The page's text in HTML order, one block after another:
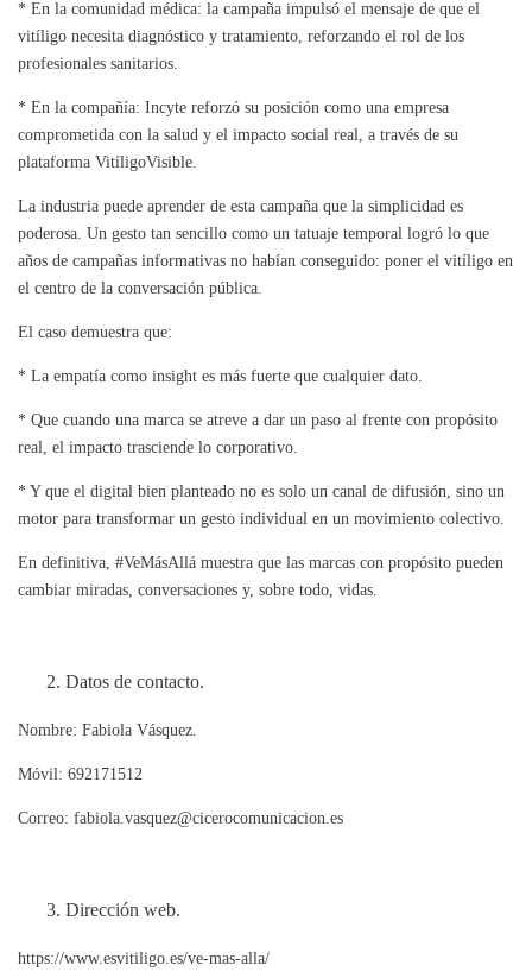
* En la comunidad médica: la campaña impulsó el mensaje de que el
vitíligo necesita diagnóstico y tratamiento, reforzando el rol de los
profesionales sanitarios.
* En la compañía: Incyte reforzó su posición como una empresa
comprometida con la salud y el impacto social real, a través de su
plataforma VitíligoVisible.
La industria puede aprender de esta campaña que la simplicidad es
poderosa. Un gesto tan sencillo como un tatuaje temporal logró lo que
años de campañas informativas no habían conseguido: poner el vitíligo en
el centro de la conversación pública.
El caso demuestra que:
* La empatía como insight es más fuerte que cualquier dato.
* Que cuando una marca se atreve a dar un paso al frente con propósito
real, el impacto trasciende lo corporativo.
* Y que el digital bien planteado no es solo un canal de difusión, sino un
motor para transformar un gesto individual en un movimiento colectivo.
En definitiva, #VeMásAllá muestra que las marcas con propósito pueden
cambiar miradas, conversaciones y, sobre todo, vidas.
Datos de contacto.
Nombre: Fabiola Vásquez.
Móvil: 692171512
Correo: fabiola.vasquez@cicerocomunicacion.es
Dirección web.
https://www.esvitiligo.es/ve-mas-alla/